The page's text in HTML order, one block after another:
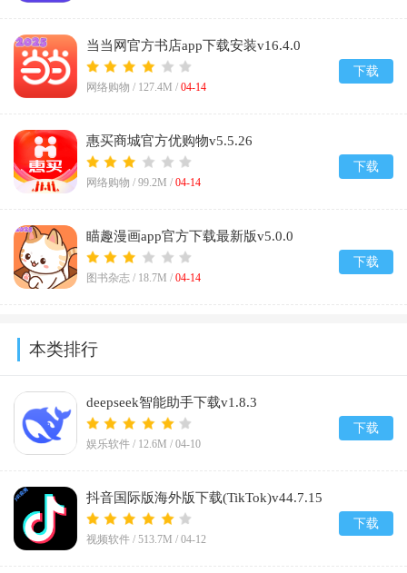
当当网官方书店app下载安装v16.4.0
网络购物 / 127.4M / 04-14
下载
惠买商城官方优购物v5.5.26
网络购物 / 99.2M / 04-14
下载
瞄趣漫画app官方下载最新版v5.0.0
图书杂志 / 18.7M / 04-14
下载
本类排行
deepseek智能助手下载v1.8.3
娱乐软件 / 12.6M / 04-10
下载
抖音国际版海外版下载(TikTok)v44.7.15
视频软件 / 513.7M / 04-12
下载